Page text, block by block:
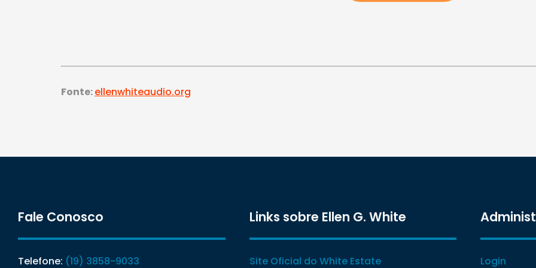
Fonte:ellenwhiteaudio.org
Fale Conosco
Telefone: (19) 3858-9033
Links sobre Ellen G. White
Site Oficial do White Estate Login